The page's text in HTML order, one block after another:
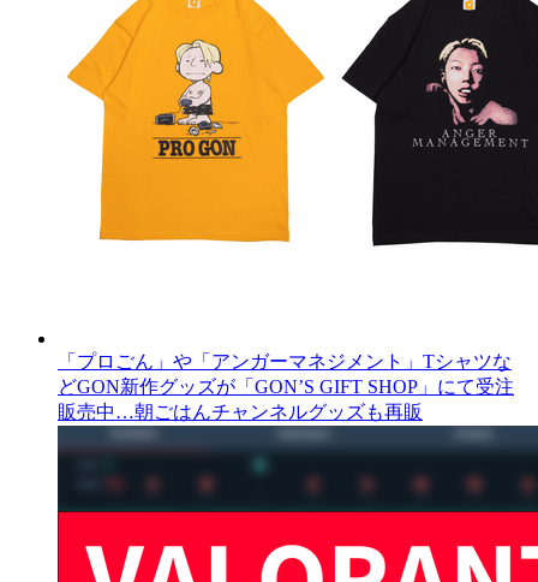
「プロごん」や「アンガーマネジメント」Tシャツな
どGON新作グッズが「GON’S GIFT SHOP」にて受注
販売中…朝ごはんチャンネルグッズも再販